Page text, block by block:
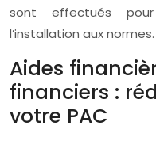
sont effectués
l’installation aux normes.
Aides
financiers :
votre PAC